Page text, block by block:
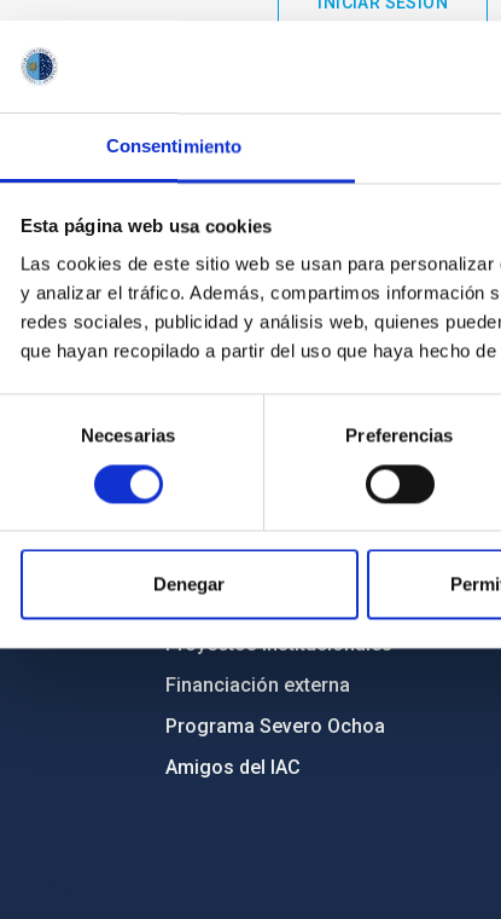
Consentimiento
Esta página web usa cookies
Las cookies de este sitio web se usan para
y analizar el tráfico. Además, compartimos información
redes sociales, publicidad y análisis web, quienes
que hayan recopilado a partir del uso que haya hecho
consentimiento
Necesarias Preferencias
Denegar
INFORMACIÓN INSTITUCIONAL
Legislación
Transparencia
Código ético y política antifraude
Medio Ambiente y Sostenibilidad
Proyectos institucionales
Financiación externa
Programa Severo Ochoa
Amigos del IAC